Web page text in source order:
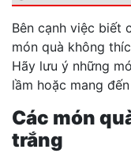
Bên cạnh việc biết
món quà không
Hãy lưu ý những
lầm hoặc mang
Các món
trắng